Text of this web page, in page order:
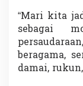
“Mari kita
sebagai
beragama,
damai,